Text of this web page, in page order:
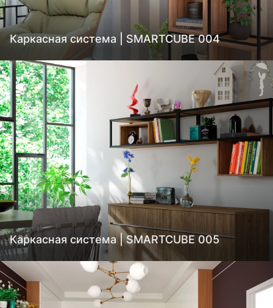
Каркасная система | SMARTCUBE 004
Каркасная система | SMARTCUBE 005